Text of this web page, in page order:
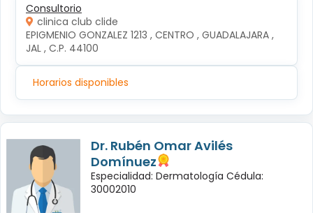
Consultorio
clinica club clide
EPIGMENIO GONZALEZ 1213 , CENTRO , GUADALAJARA ,
JAL , C.P. 44100
Horarios disponibles
Dr. Rubén Omar Avilés
Domínuez
Especialidad: Dermatología Cédula:
30002010